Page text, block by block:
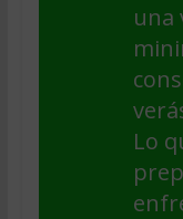
una
Lo